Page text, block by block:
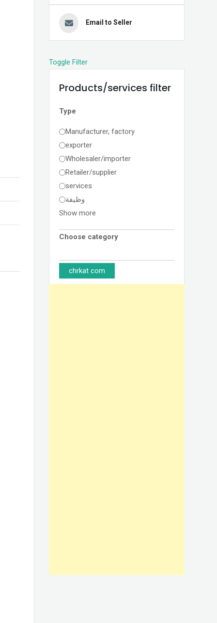
Email to Seller
Toggle Filter
Products/services filter
Type
Manufacturer, factory
exporter
Wholesaler/importer
Retailer/supplier
services
وظيفة
Show more
Choose category
chrkat com